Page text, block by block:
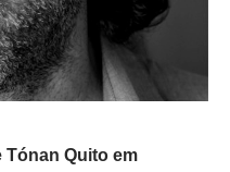
Tónan Quito em